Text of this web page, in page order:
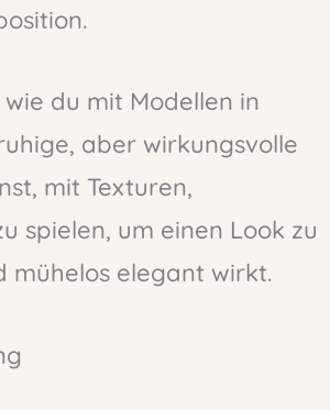
du mit Modellen in
aber wirkungsvolle
mit Texturen,
spielen, um einen Look zu
mühelos elegant wirkt.